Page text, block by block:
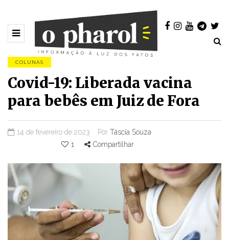
COLUNAS
Covid-19: Liberada vacina
para bebês em Juiz de Fora
14 de fevereiro de 2023 Por Táscia Souza
1
Compartilhar